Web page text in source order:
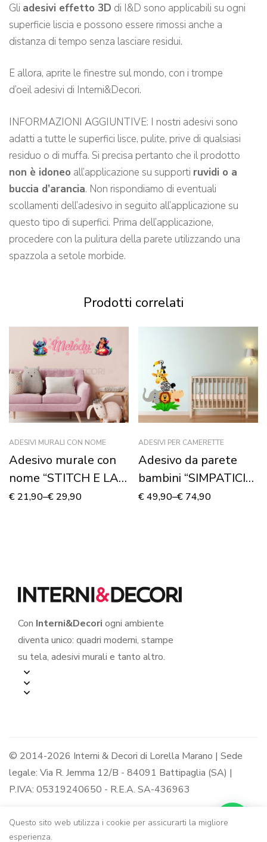
Gli adesivi effetto 3D di I&D sono applicabili su ogni
superficie liscia e possono essere rimossi anche a
distanza di tempo senza lasciare residui.
E allora, aprite le finestre sul mondo, con i trompe
d’oeil adesivi di Interni&Decori.
INFORMAZIONI AGGIUNTIVE: I nostri adesivi sono
adatti a tutte le superfici lisce, pulite, prive di qualsiasi
residuo o di muffa. Si precisa pertanto che il prodotto
non è idoneo all’applicazione su supporti ruvidi o a
buccia d’arancia. Non rispondiamo di eventuali
scollamenti dell’adesivo in seguito all’applicazione su
questo tipo di superfici. Prima dell’applicazione,
procedere con la pulitura della parete utilizzando una
spazzola a setole morbide.
Prodotti correlati
ADESIVI MURALI CON NOME
Adesivo murale con
nome “STITCH E LA
DOLCE LILO”
€ 21,90–€ 29,90
ADESIVI PER CAMERETTE
Adesivo da parete
bambini “SIMPATICI
ANIMALI” – Adesivo
€49,90–€ 74,90
Con Interni&Decori ogni ambiente
diventa unico: quadri moderni, stampe
su tela, adesivi murali e tanto altro.
© 2014-2026 Interni & Decori di Lorella Marano | Sede
legale: Via R. Jemma 12/B - 84091 Battipaglia (SA) |
P.IVA: 05319240650 - R.E.A. SA-436963
Questo sito web utilizza i cookie per assicurarti la migliore
esperienza.